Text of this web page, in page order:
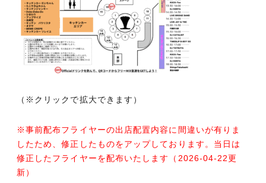
（※クリックで拡大できます）
※事前配布フライヤーの出店配置内容に間違いが有りま
したため、修正したものをアップしております。当日は
修正したフライヤーを配布いたします（2026-04-22更
新）